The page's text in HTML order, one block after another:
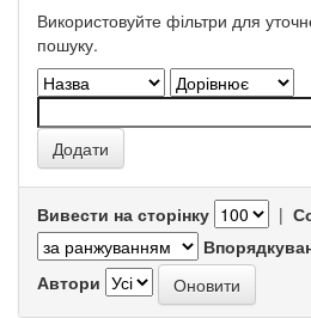
Використовуйте фільтри для
пошуку.
Вивести на сторінку |
Автори